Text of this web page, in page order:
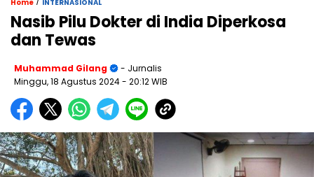
Home INTERNASIONAL
Nasib Pilu Dokter di India Diperkosa
dan Tewas
Muhammad Gilang
- Jurnalis
Minggu, 18 Agustus 2024- 20:12 WIB